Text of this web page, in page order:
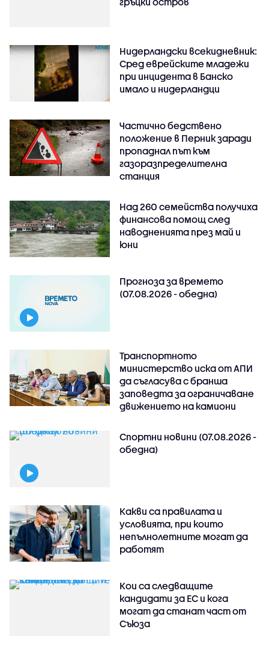
Нидерландски всекидневник:
Сред еврейските младежи
при инцидента в Банско
имало и нидерландци
Частично бедствено
положение в Перник заради
пропаднал път към
газоразпределителна
станция
Над 260 семейства получиха
финансова помощ след
наводненията през май и
юни
Прогноза за времето
(07.08.2026 - обедна)
Транспортното
министерство иска от АПИ
да съгласува с бранша
заповедта за ограничаване
движението на камиони
Спортни новини (07.08.2026 -
обедна)
Какви са правилата и
условията, при които
непълнолетните могат да
работят
Кои са следващите
кандидати за ЕС и кога
могат да станат част от
Съюза